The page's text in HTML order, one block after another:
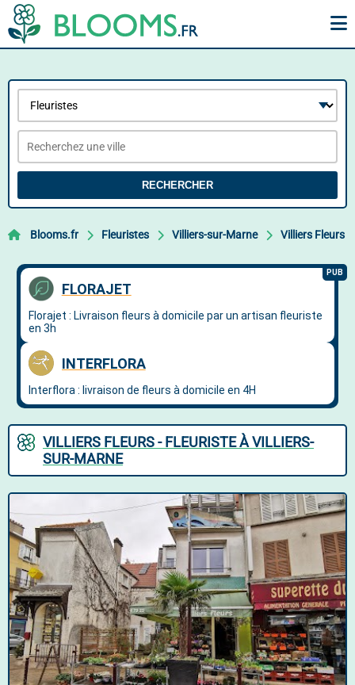
RECHERCHER
Blooms.fr Fleuristes Villiers-sur-Marne Villiers Fleurs
VILLIERS FLEURS - FLEURISTE À VILLIERS-
SUR-MARNE